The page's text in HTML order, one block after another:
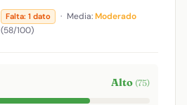
Falta: 1 dato · Media:Moderado
(58/100)
Alto (75)